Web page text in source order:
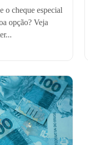
o cheque especial
opção? Veja